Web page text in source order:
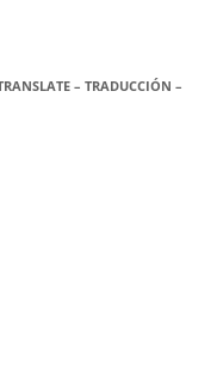
– TRADUCCIÓN –